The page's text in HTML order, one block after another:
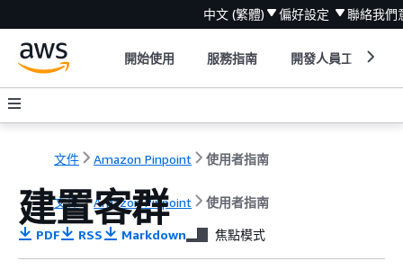
中文 (繁體) 偏好設定 聯絡我們
開始使用 服務指南 開發人員工具
文件 Amazon Pinpoint 使用者指南
文件 Amazon Pinpoint 使用者指南
建置客群
PDF RSS Markdown 焦點模式